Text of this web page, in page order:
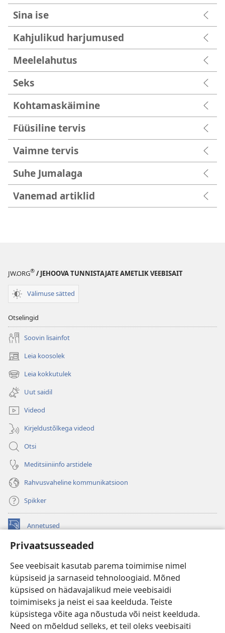
Privaatsusseaded
See veebisait kasutab parema toimimise nimel
küpsiseid ja sarnaseid tehnoloogiaid. Mõned
küpsised on hädavajalikud meie veebisaidi
toimimiseks ja neist ei saa keelduda. Teiste
küpsistega võite aga nõustuda või neist keelduda.
Need on mõeldud selleks, et teil oleks veebisaiti
Sina ise
Kahjulikud harjumused
Meelelahutus
Seks
Kohtamaskäimine
Füüsiline tervis
Vaimne tervis
Suhe Jumalaga
Vanemad artiklid
JW.ORG® / JEHOOVA TUNNISTAJATE AMETLIK VEEBISAIT
Välimuse sätted
Otselingid
Soovin lisainfot
Leia koosolek
(avab
uue
akna)
Leia kokkutulek
(avab
uue
akna)
Uut saidil
Videod
Kirjeldustõlkega videod
Otsi
Meditsiiniinfo arstidele
Rahvusvaheline kommunikatsioon
Spikker
Annetused
(avab
akna)
uue
akna) JW Hub
(avab
uue
akna) JW Library
Watchtower Library